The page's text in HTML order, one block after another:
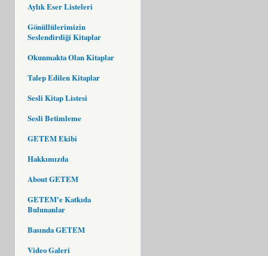
Aylık Eser Listeleri
Gönüllülerimizin
Seslendirdiği Kitaplar
Okunmakta Olan Kitaplar
Talep Edilen Kitaplar
Sesli Kitap Listesi
Sesli Betimleme
GETEM Ekibi
Hakkımızda
About GETEM
GETEM'e Katkıda
Bulunanlar
Basında GETEM
Video Galeri